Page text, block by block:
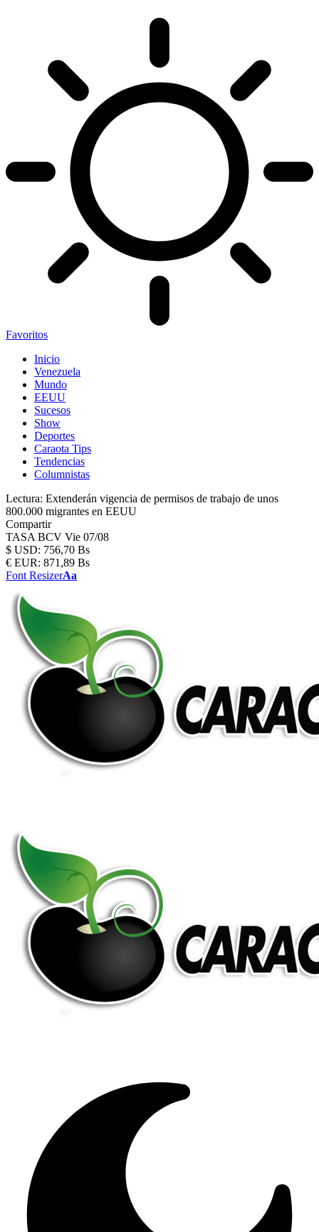
Favoritos
Inicio
Venezuela
Mundo
EEUU
Sucesos
Show
Deportes
Caraota Tips
Tendencias
Columnistas
Lectura: Extenderán vigencia de permisos de trabajo de unos
800.000 migrantes en EEUU
Compartir
TASA BCV Vie 07/08
$ USD: 756,70 Bs
€ EUR: 871,89 Bs
Font ResizerAa